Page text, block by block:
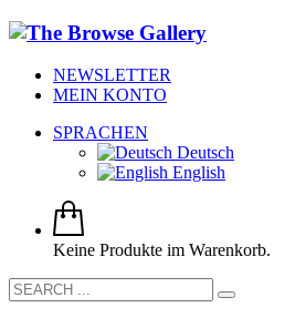
NEWSLETTER
MEIN KONTO
SPRACHEN
Deutsch
English
Keine Produkte im Warenkorb.